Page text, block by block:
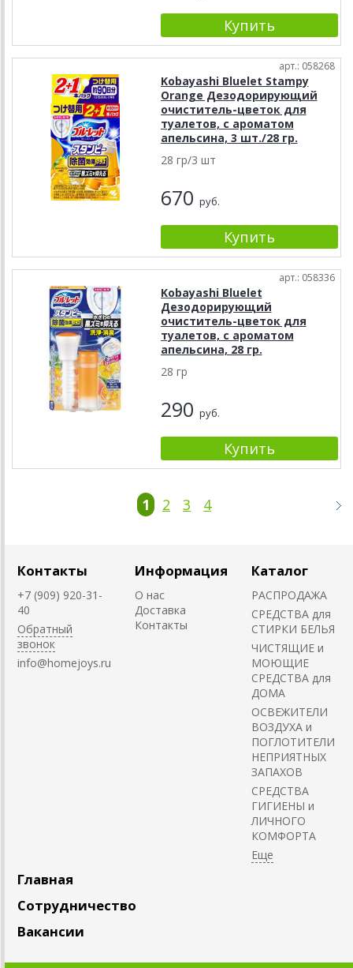
арт.: 058268
Kobayashi Bluelet Stampy
Orange Дезодорирующий
очиститель-цветок для
туалетов, с ароматом
апельсина, 3 шт./28 гр.
28 гр/3 шт
670 руб.
арт.: 058336
Kobayashi Bluelet
Дезодорирующий
очиститель-цветок для
туалетов, с ароматом
апельсина, 28 гр.
28 гр
290 руб.
1 2 3 4
Контакты
+7 (909) 920-31-
40
Обратный
звонок
info@homejoys.ru
Информация
О нас
Доставка
Контакты
Каталог
РАСПРОДАЖА
СРЕДСТВА для
СТИРКИ БЕЛЬЯ
ЧИСТЯЩИЕ и
МОЮЩИЕ
СРЕДСТВА для
ДОМА
ОСВЕЖИТЕЛИ
ВОЗДУХА и
ПОГЛОТИТЕЛИ
НЕПРИЯТНЫХ
ЗАПАХОВ
СРЕДСТВА
ГИГИЕНЫ и
ЛИЧНОГО
КОМФОРТА
Главная
Сотрудничество
Вакансии